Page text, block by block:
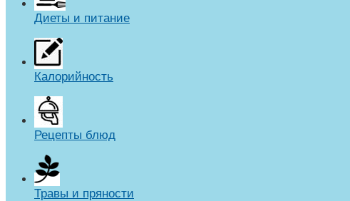
Диеты и питание
Калорийность
Рецепты блюд
Травы и пряности